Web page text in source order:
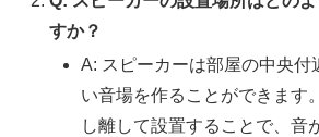
すか？
A: スピーカーは部屋の中央付
い音場を作ることができます
し離して設置することで、音